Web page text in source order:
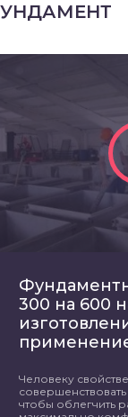
300 на 600
Человеку
чтобы облегчить